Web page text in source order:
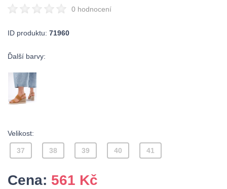
0 hodnocení
ID produktu: 71960
Ďalší barvy:
Velikost:
37 38 39 40 41
Cena: 561 Kč